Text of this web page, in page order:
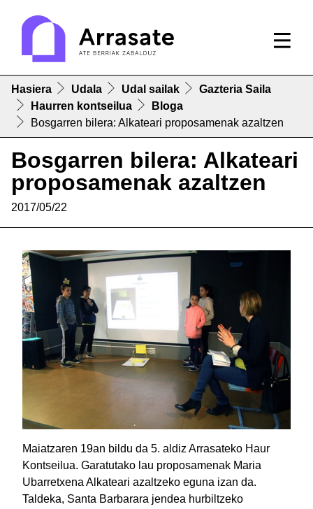
Hasiera Udala Udal sailak
Gazteria Saila
Haurren kontseilua
Bloga
Bosgarren bilera: Alkateari proposamenak azaltzen
Bosgarren bilera: Alkateari
proposamenak azaltzen
2017/05/22
Maiatzaren 19an bildu da 5. aldiz Arrasateko Haur
Kontseilua. Garatutako lau proposamenak Maria
Ubarretxena Alkateari azaltzeko eguna izan da.
Taldeka, Santa Barbarara jendea hurbiltzeko